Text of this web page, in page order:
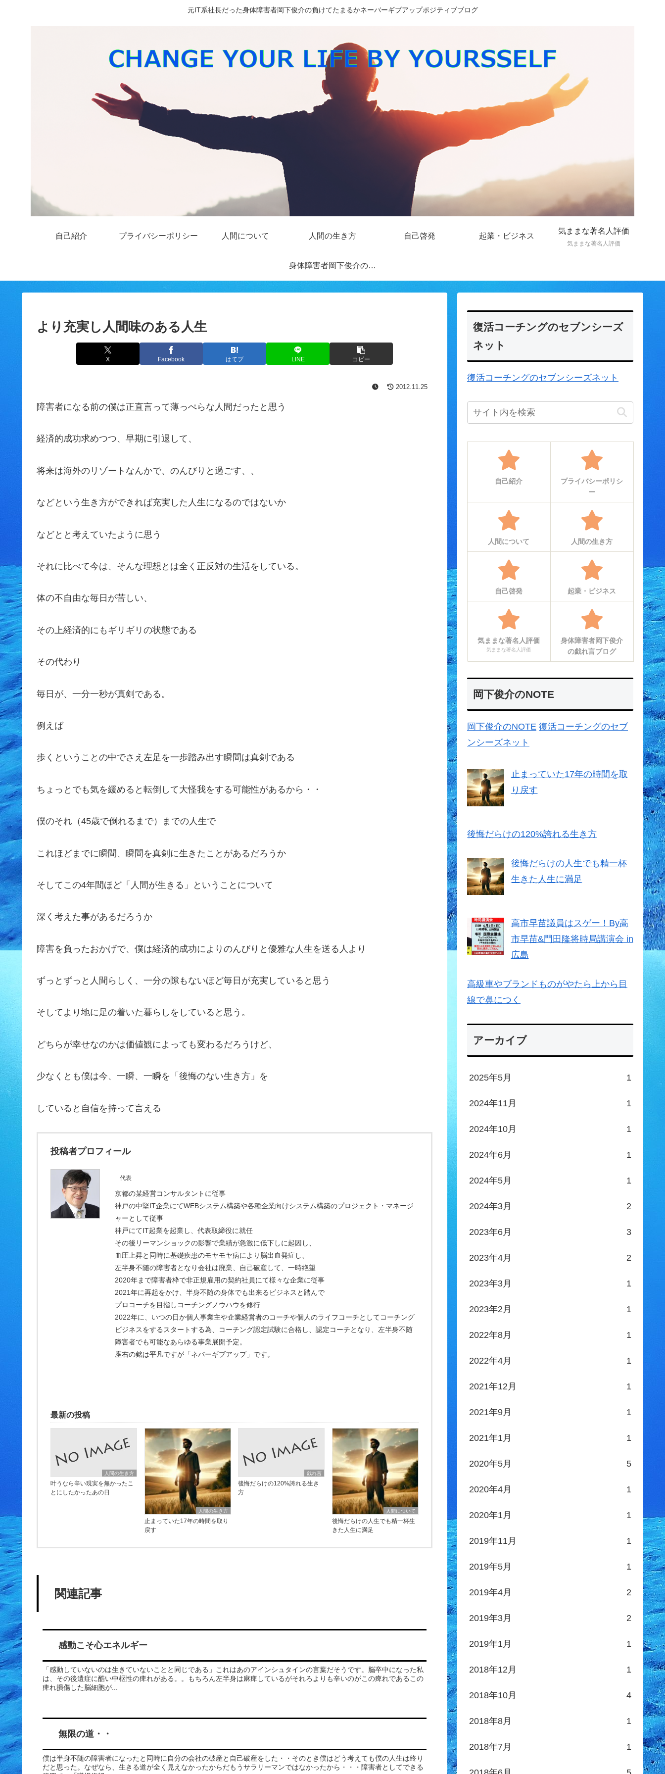
元IT系社長だった身体障害者岡下俊介の負けてたまるかネーバーギブアップポジティブブログ
自己紹介 プライバシーポリシー 人間について 人間の生き方 自己啓発 起業・ビジネス
気ままな著名人評価
気ままな著名人評価
身体障害者岡下俊介の戯れ言ブログ
より充実し人間味のある人生
X Facebook はてブ LINE コピー
2012.11.25
障害者になる前の僕は正直言って薄っぺらな人間だったと思う
経済的成功求めつつ、早期に引退して、
将来は海外のリゾートなんかで、のんびりと過ごす、、
などという生き方ができれば充実した人生になるのではないか
などとと考えていたように思う
それに比べて今は、そんな理想とは全く正反対の生活をしている。
体の不自由な毎日が苦しい、
その上経済的にもギリギリの状態である
その代わり
毎日が、一分一秒が真剣である。
例えば
歩くということの中でさえ左足を一歩踏み出す瞬間は真剣である
ちょっとでも気を緩めると転倒して大怪我をする可能性があるから・・
僕のそれ（45歳で倒れるまで）までの人生で
これほどまでに瞬間、瞬間を真剣に生きたことがあるだろうか
そしてこの4年間ほど「人間が生きる」ということについて
深く考えた事があるだろうか
障害を負ったおかげで、僕は経済的成功によりのんびりと優雅な人生を送る人より
ずっとずっと人間らしく、一分の隙もないほど毎日が充実していると思う
そしてより地に足の着いた暮らしをしていると思う。
どちらが幸せなのかは価値観によっても変わるだろうけど、
少なくとも僕は今、一瞬、一瞬を「後悔のない生き方」を
していると自信を持って言える
投稿者プロフィール
代表
京都の某経営コンサルタントに従事
神戸の中堅IT企業にてWEBシステム構築や各種企業向けシステム構築のプロジェクト・マネージ
ャーとして従事
神戸にてIT起業を起業し、代表取締役に就任
その後リーマンショックの影響で業績が急激に低下しに起因し、
血圧上昇と同時に基礎疾患のモヤモヤ病により脳出血発症し、
左半身不随の障害者となり会社は廃業、自己破産して、一時絶望
2020年まで障害者枠で非正規雇用の契約社員にて様々な企業に従事
2021年に再起をかけ、半身不随の身体でも出来るビジネスと踏んで
プロコーチを目指しコーチングノウハウを修行
2022年に、いつの日か個人事業主や企業経営者のコーチや個人のライフコーチとしてコーチング
ビジネスをするスタートする為、コーチング認定試験に合格し、認定コーチとなり、左半身不随
障害者でも可能なあらゆる事業展開予定。
座右の銘は平凡ですが「ネバーギブアップ」です。
最新の投稿
人間の生き方
叶うなら辛い現実を無かったこ
とにしたかったあの日
人間の生き方
止まっていた17年の時間を取り
戻す
戯れ言
後悔だらけの120%誇れる生き
方
人間について
後悔だらけの人生でも精一杯生
きた人生に満足
関連記事
感動こそ心エネルギー
「感動していないのは生きていないことと同じである」これはあのアインシュタインの言葉だそうです。脳卒中になった私
は、その後遺症に酷い中枢性の痺れがある。。もちろん左半身は麻痺しているがそれろよりも辛いのがこの痺れであるこの
痺れ損傷した脳細胞が...
無限の道・・
僕は半身不随の障害者になったと同時に自分の会社の破産と自己破産をした・・そのとき僕はどう考えても僕の人生は終り
だと思った。なぜなら、生きる道が全く見えなかったからだもうサラリーマンではなかったから・・・障害者としてできる
復活コーチングのセブンシーズ
ネット
復活コーチングのセブンシーズネット
自己紹介
プライバシーポリシ
ー
人間について 人間の生き方
自己啓発 起業・ビジネス
気ままな著名人評価
気ままな著名人評価
身体障害者岡下俊介
の戯れ言ブログ
岡下俊介のNOTE
岡下俊介のNOTE 復活コーチングのセブ
ンシーズネット
止まっていた17年の時間を取
り戻す
後悔だらけの120%誇れる生き方
後悔だらけの人生でも精一杯
生きた人生に満足
高市早苗議員はスゲー！By高
市早苗&門田隆将時局講演会 in
広島
高級車やブランドものがやたら上から目
線で鼻につく
アーカイブ
2025年5月 1
2024年11月 1
2024年10月 1
2024年6月 1
2024年5月 1
2024年3月 2
2023年6月 3
2023年4月 2
2023年3月 1
2023年2月 1
2022年8月 1
2022年4月 1
2021年12月 1
2021年9月 1
2021年1月 1
2020年5月 5
2020年4月 1
2020年1月 1
2019年11月 1
2019年5月 1
2019年4月 2
2019年3月 2
2019年1月 1
2018年12月 1
2018年10月 4
2018年8月 1
2018年7月 1